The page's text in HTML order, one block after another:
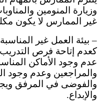
وزيارة المنومين
غير الممارس لا يكون
– بيئة العمل غير
كعدم إتاحة فرص
عدم وجود الأماكن
والمراجعين وعدم وجود
والفوضى في المرفق
والإبداع.